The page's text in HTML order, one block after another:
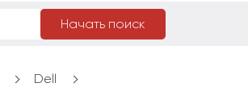
Начать поиск
Dell